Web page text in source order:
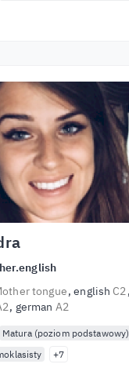
tongue english C2
german A2
Matura (poziom podstawowy)
+7